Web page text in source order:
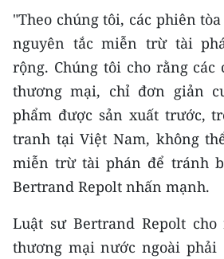
TIN MỚI
TIN ĐỊA PHƯƠNG
Trung du và miền núi phía Bắc
Đồng bằng sông Hồng
Bắc Trung Bộ
Duyên hải Nam Trung Bộ và Tây
Nguyên
Đông Nam Bộ
"Theo chúng tôi, các phiên
nguyên tắc miễn trừ tài
rộng. Chúng tôi cho rằng
thương mại, chỉ đơn giản
phẩm được sản xuất trước,
tranh tại Việt Nam, không
miễn trừ tài phán để tránh
Bertrand Repolt nhấn mạnh.
Luật sư Bertrand Repolt
thương mại nước ngoài phải